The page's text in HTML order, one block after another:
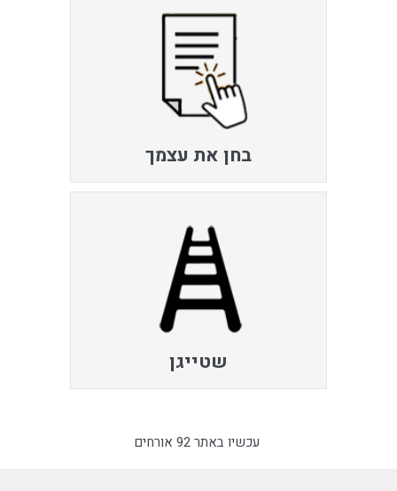
בחן את עצמך
שטייגן
עכשיו באתר 92 אורחים